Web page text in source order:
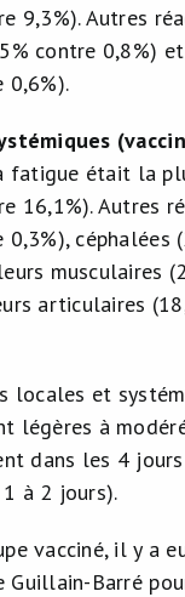
9,3%). Autres
contre 0,8%)
0,6%).
fatigue était la
16,1%). Autres
0,3%), céphalées
musculaires
articulaires
locales et
légères à
dans les 4
à 2 jours).
vacciné, il y a
Guillain-Barré